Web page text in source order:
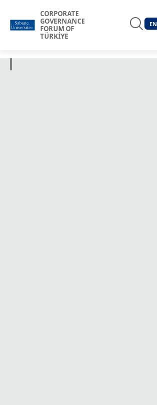
CORPORATE
GOVERNANCE
FORUM OF
TÜRKİYE
EN